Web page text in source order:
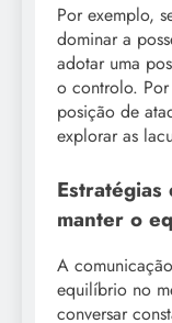
Por exemplo,
dominar a
adotar uma
o controlo.
posição de
explorar as
Estratégias
manter o
A
equilíbrio no
conversar